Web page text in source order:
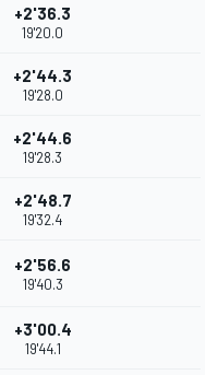
+2'36.3
19'20.0
+2'44.3
19'28.0
+2'44.6
19'28.3
+2'48.7
19'32.4
+2'56.6
19'40.3
+3'00.4
19'44.1